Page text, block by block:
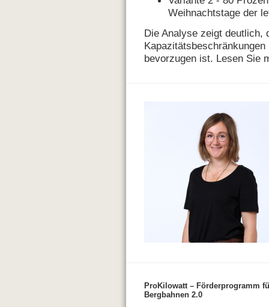
Weihnachtstage der
Die Analyse zeigt deutlich,
bevorzugen ist. Lesen Sie
ProKilowatt – Förderprogramm
Bergbahnen 2.0